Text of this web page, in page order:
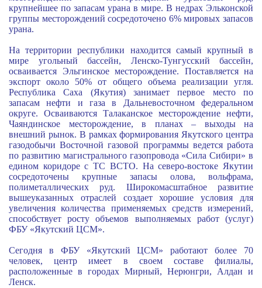
крупнейшее по запасам урана в мире. В недрах Эльконской
группы месторождений сосредоточено 6% мировых запасов
урана.
На территории республики находится самый крупный в
мире угольный бассейн, Ленско-Тунгусский бассейн,
осваивается Эльгинское месторождение. Поставляется на
экспорт около 50% от общего объема реализации угля.
Республика Саха (Якутия) занимает первое место по
запасам нефти и газа в Дальневосточном федеральном
округе. Осваиваются Талаканское месторождение нефти,
Чаяндинское месторождение, в планах – выходы на
внешний рынок. В рамках формирования Якутского центра
газодобычи Восточной газовой программы ведется работа
по развитию магистрального газопровода «Сила Сибири» в
едином коридоре с ТС ВСТО. На северо-востоке Якутии
сосредоточены крупные запасы олова, вольфрама,
полиметаллических руд. Широкомасштабное развитие
вышеуказанных отраслей создает хорошие условия для
увеличения количества применяемых средств измерений,
способствует росту объемов выполняемых работ (услуг)
ФБУ «Якутский ЦСМ».
Сегодня в ФБУ «Якутский ЦСМ» работают более 70
человек, центр имеет в своем составе филиалы,
расположенные в городах Мирный, Нерюнгри, Алдан и
Ленск.